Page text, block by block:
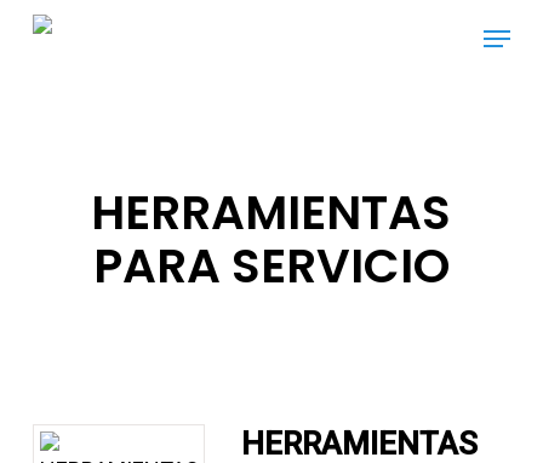
Skip
Menu
HERRAMIENTAS
PARA SERVICIO
HERRAMIENTAS